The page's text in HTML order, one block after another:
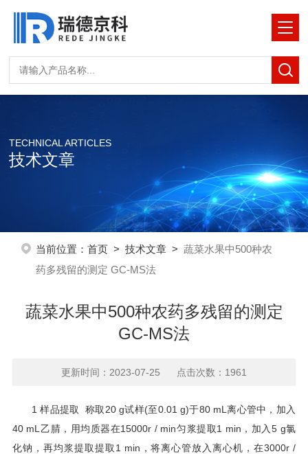
TECHNICAL ARTICLES
技术文章
当前位置： 首页> 技术文章> 蔬菜水果中500种农
药多残留的测定 GC-MS法
蔬菜水果中500种农药多残留的测定
GC-MS法
更新时间：2023-07-25 点击次数：1961
1 样品提取 称取20 g试样(至0.01 g)于80 mL离心管中，加入
40 mL乙腈，用均质器在15000r / min匀浆提取1 min，加入5 g氯
化钠，再均浆提取提取1 min，将离心管放入离心机，在3000r /